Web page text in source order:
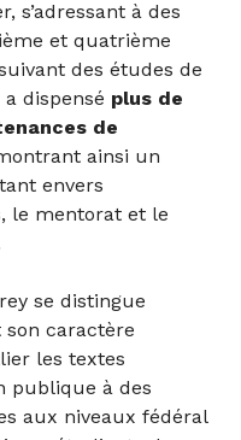
s’adressant à des
et quatrième
des études de
dispensé plus de
de
ainsi un
envers
le mentorat et le
se distingue
caractère
les textes
publique à des
aux niveaux fédéral